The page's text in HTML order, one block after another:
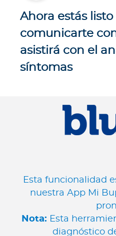
Ahora estás listo
comunicarte
asistirá con el
síntomas
Esta funcionalidad
nuestra App Mi
Nota: Esta
diagnóstico